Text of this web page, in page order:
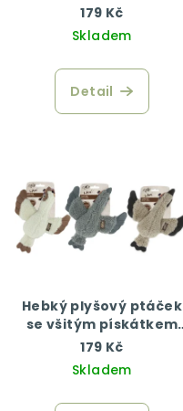
179 Kč
Skladem
Detail
Hebký plyšový ptáček
se všitým pískátkem
AFP Lamb
179 Kč
Skladem